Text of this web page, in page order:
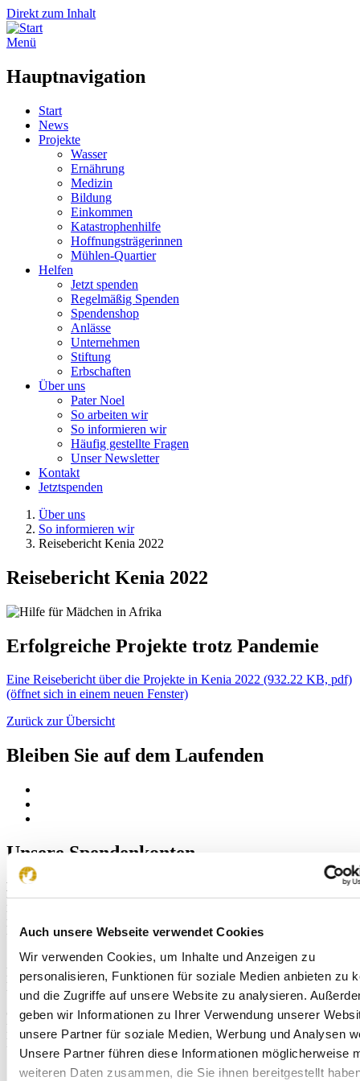
Auch unsere Webseite verwendet Cookies
Wir verwenden Cookies, um Inhalte und Anzeigen zu
personalisieren, Funktionen für soziale Medien anbieten zu
und die Zugriffe auf unsere Website zu analysieren.
geben wir Informationen zu Ihrer Verwendung unserer
unsere Partner für soziale Medien, Werbung und Analysen
Unsere Partner führen diese Informationen möglicherweise
weiteren Daten zusammen, die Sie ihnen bereitgestellt
Direkt zum Inhalt
Menü
Hauptnavigation
Start
News
Projekte
Wasser
Ernährung
Medizin
Bildung
Einkommen
Katastrophenhilfe
Hoffnungsträgerinnen
Mühlen-Quartier
Helfen
Jetzt spenden
Regelmäßig Spenden
Spendenshop
Anlässe
Unternehmen
Stiftung
Erbschaften
Über uns
Pater Noel
So arbeiten wir
So informieren wir
Häufig gestellte Fragen
Unser Newsletter
Kontakt
Jetztspenden
Über uns
So informieren wir
Reisebericht Kenia 2022
Reisebericht Kenia 2022
Erfolgreiche Projekte trotz Pandemie
Eine Reisebericht über die Projekte in Kenia 2022 (932.22 KB, pdf)
(öffnet sich in einem neuen Fenster)
Zurück zur Übersicht
Bleiben Sie auf dem Laufenden
Unsere Spendenkonten
Deutschland
Nächstenliebe Weltweit
Bank für Sozialwirtschaft
DE80 3702 0500 0008 7834 00
StiftungNächstenliebe Weltweit
Bank für Sozialwirtschaft
DE08 3702 0500 0007 7887 00
Österreich
Raiffeisenlandesbank NÖ-Wien AG
IBAN AT97 3200 0000 0030 4469